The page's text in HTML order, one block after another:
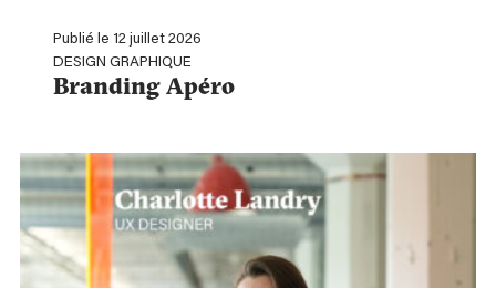
Publié le 12 juillet 2026
DESIGN GRAPHIQUE
Branding Apéro